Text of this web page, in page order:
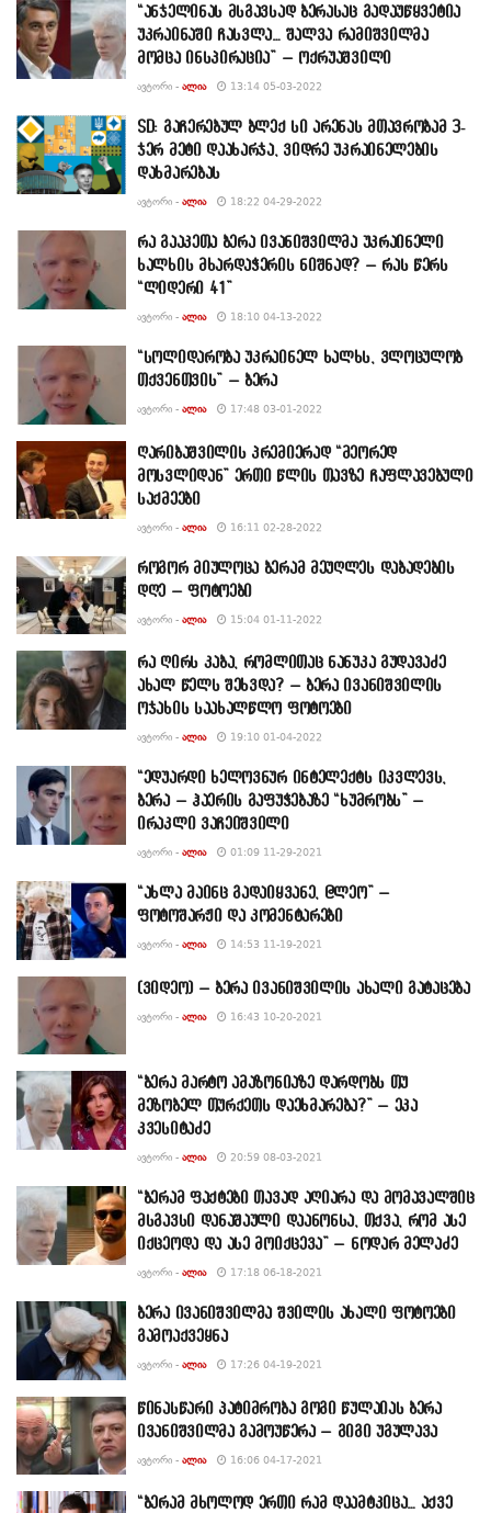
“ანჯელინას მსგავსად ბერასაც გადაუწყვეტია
უკრაინაში ჩასვლა… შალვა რამიშვილმა
მომცა ინსპირაცია” – ოქრუაშვილი
ᲐᲕᲢᲝᲠᲘ - ᲐᲚᲘᲐ 13:14 05-03-2022
SD: გაჩერებულ ბლექ სი არენას მთავრობამ 3-
ჯერ მეტი დაახარჯა, ვიდრე უკრაინელების
დახმარებას
ᲐᲕᲢᲝᲠᲘ - ᲐᲚᲘᲐ 18:22 04-29-2022
რა გააკეთა ბერა ივანიშვილმა უკრაინელი
ხალხის მხარდაჭერის ნიშნად? – რას წერს
“ლიდერი 41”
ᲐᲕᲢᲝᲠᲘ - ᲐᲚᲘᲐ 18:10 04-13-2022
“სოლიდარობა უკრაინელ ხალხს, ვლოცულობ
თქვენთვის” – ბერა
ᲐᲕᲢᲝᲠᲘ - ᲐᲚᲘᲐ 17:48 03-01-2022
ღარიბაშვილის პრემიერად “მეორედ
მოსვლიდან” ერთი წლის თავზე ჩაფლავებული
საქმეები
ᲐᲕᲢᲝᲠᲘ - ᲐᲚᲘᲐ 16:11 02-28-2022
როგორ მიულოცა ბერამ მეუღლეს დაბადების
დღე – ფოტოები
ᲐᲕᲢᲝᲠᲘ - ᲐᲚᲘᲐ 15:04 01-11-2022
რა ღირს კაბა, რომლითაც ნანუკა გუდავაძე
ახალ წელს შეხვდა? – ბერა ივანიშვილის
ოჯახის საახალწლო ფოტოები
ᲐᲕᲢᲝᲠᲘ - ᲐᲚᲘᲐ 19:10 01-04-2022
“ედუარდი ხელოვნურ ინტელექტს იკვლევს,
ბერა – ჰაერის გაფუჭებაზე “ხუმრობს” –
ირაკლი ვაჩეიშვილი
ᲐᲕᲢᲝᲠᲘ - ᲐᲚᲘᲐ 01:09 11-29-2021
“ახლა მაინც გადაიყვანე, @ლეო” –
ფოტოშარჟი და კომენტარები
ᲐᲕᲢᲝᲠᲘ - ᲐᲚᲘᲐ 14:53 11-19-2021
(ვიდეო) – ბერა ივანიშვილის ახალი გატაცება
ᲐᲕᲢᲝᲠᲘ - ᲐᲚᲘᲐ 16:43 10-20-2021
“ბერა მარტო ამაზონიაზე დარდობს თუ
მეზობელ თურქეთს დაეხმარება?” – ეკა
კვესიტაძე
ᲐᲕᲢᲝᲠᲘ - ᲐᲚᲘᲐ 20:59 08-03-2021
“ბერამ ფაქტები თავად აღიარა და მომავალშიც
მსგავსი დანაშაული დაანონსა, თქვა, რომ ასე
იქცეოდა და ასე მოიქცევა” – ნოდარ მელაძე
ᲐᲕᲢᲝᲠᲘ - ᲐᲚᲘᲐ 17:18 06-18-2021
ბერა ივანიშვილმა შვილის ახალი ფოტოები
გამოაქვეყნა
ᲐᲕᲢᲝᲠᲘ - ᲐᲚᲘᲐ 17:26 04-19-2021
წინასწარი პატიმრობა გოგი წულაიას ბერა
ივანიშვილმა გამოუწერა – გიგი უგულავა
ᲐᲕᲢᲝᲠᲘ - ᲐᲚᲘᲐ 16:06 04-17-2021
“ბერამ მხოლოდ ერთი რამ დაამტკიცა… აქვე